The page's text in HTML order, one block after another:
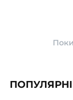
ПОПУЛЯРНІ